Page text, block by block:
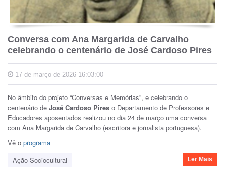
Conversa com Ana Margarida de Carvalho
celebrando o centenário de José Cardoso Pires
17 de março de 2026 16:03:00
No âmbito do projeto “Conversas e Memórias”, e celebrando o
centenário de José Cardoso Pires o Departamento de Professores e
Educadores aposentados realizou no dia 24 de março uma conversa
com Ana Margarida de Carvalho (escritora e jornalista portuguesa).
Vê o programa
Ação Sociocultural
Ler Mais